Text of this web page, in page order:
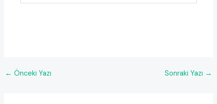
← Önceki Yazı Sonraki Yazı →